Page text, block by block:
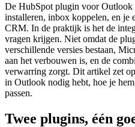
De HubSpot plugin voor Outlook
installeren, inbox koppelen, en je
CRM. In de praktijk is het de
vragen krijgen. Niet omdat de
verschillende versies bestaan,
aan het verbouwen is, en de
verwarring zorgt. Dit artikel zet
in Outlook nodig hebt, hoe je
passen.
Twee plugins, één